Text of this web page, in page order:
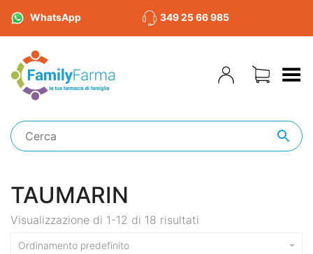
WhatsApp 349 25 66 985
Toggle Menu
TAUMARIN
Visualizzazione di 1-12 di 18 risultati
Ordinamento predefinito